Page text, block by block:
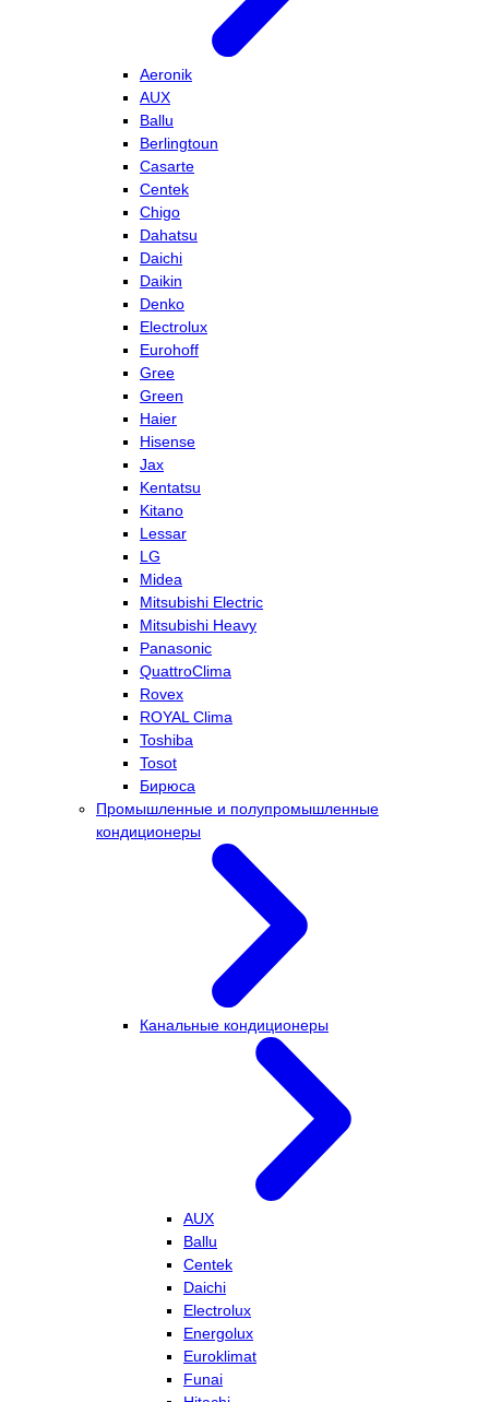
Aeronik
AUX
Ballu
Berlingtoun
Casarte
Centek
Chigo
Dahatsu
Daichi
Daikin
Denko
Electrolux
Eurohoff
Gree
Green
Haier
Hisense
Jax
Kentatsu
Kitano
Lessar
LG
Midea
Mitsubishi Electric
Mitsubishi Heavy
Panasonic
QuattroClima
Rovex
ROYAL Clima
Toshiba
Tosot
Бирюса
Промышленные и полупромышленные
кондиционеры
Канальные кондиционеры
AUX
Ballu
Centek
Daichi
Electrolux
Energolux
Euroklimat
Funai